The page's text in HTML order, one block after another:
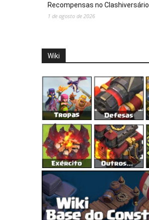
Recompensas no Clashiversário
1 de agosto de 2026
Wiki